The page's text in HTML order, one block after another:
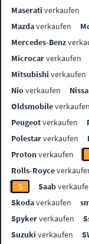
Maserati verkaufen
Mazdaverkaufen
Mercedes-Benz
Microcarverkaufen
Mitsubishi verkaufen
Nioverkaufen
Oldsmobileverkaufen
Peugeotverkaufen
Polestarverkaufen
Protonverkaufen
Rolls-Royce
S
Saab
Skodaverkaufen
Spykerverkaufen
Suzuki verkaufen